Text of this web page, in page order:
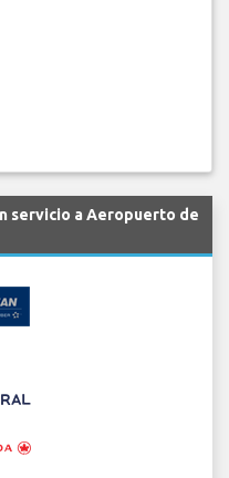
servicio a Aeropuerto de